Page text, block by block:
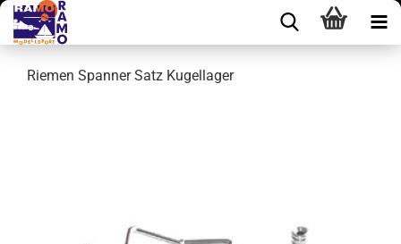
Riemen Spanner Satz Kugellager